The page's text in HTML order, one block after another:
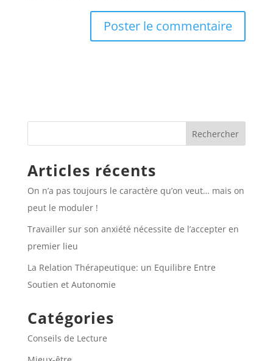
Articles récents
On n’a pas toujours le caractère qu’on veut… mais on
peut le moduler !
Travailler sur son anxiété nécessite de l’accepter en
premier lieu
La Relation Thérapeutique: un Equilibre Entre
Soutien et Autonomie
Catégories
Conseils de Lecture